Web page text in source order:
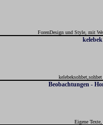
ForenDesign und Style, mit
Beobachtungen -
Eigene